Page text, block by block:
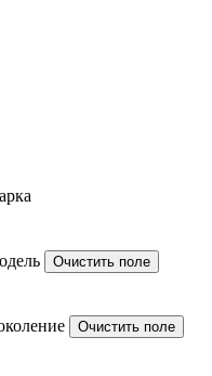
Очистить поле
Очистить поле